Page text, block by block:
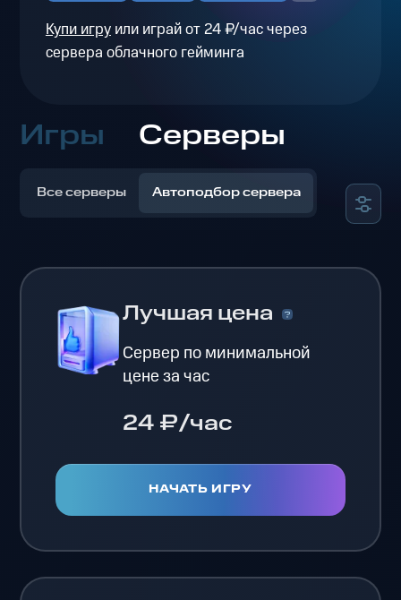
Купи игруили играй от 24 ₽/час через
сервера облачного гейминга
Игры Серверы
Все серверы Автоподбор сервера
Лучшая цена
Сервер по минимальной
цене за час
24 ₽/час
НАЧАТЬ ИГРУ